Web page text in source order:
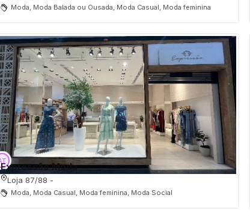
Moda, Moda Balada ou Ousada, Moda Casual, Moda feminina
Expressão Moda
Loja 87/88 -
Moda, Moda Casual, Moda feminina, Moda Social